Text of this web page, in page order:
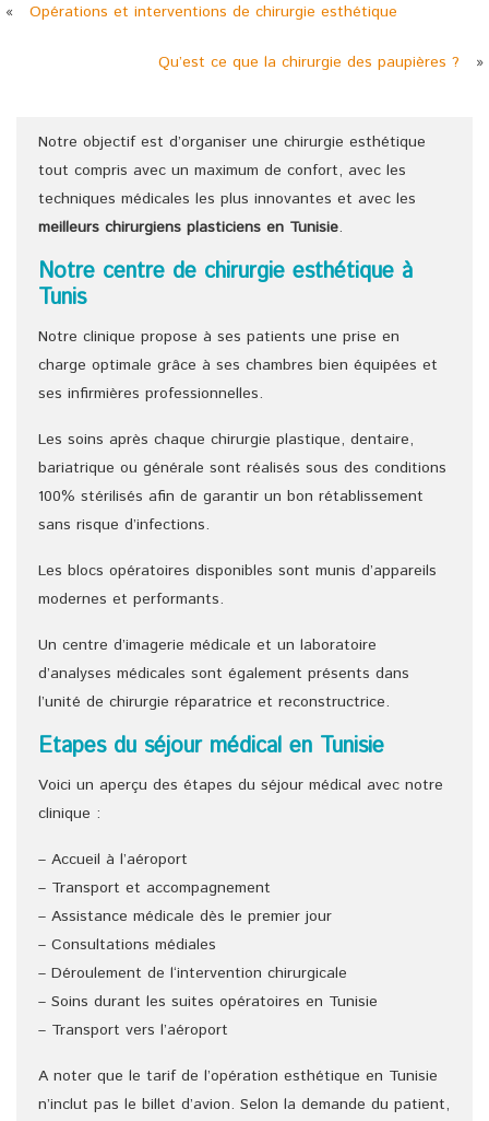
« Opérations et interventions de chirurgie esthétique
Qu’est ce que la chirurgie des paupières ? »
Notre objectif est d’organiser une chirurgie esthétique
tout compris avec un maximum de confort, avec les
techniques médicales les plus innovantes et avec les
meilleurs chirurgiens plasticiens en Tunisie.
Notre centre de chirurgie esthétique à
Tunis
Notre clinique propose à ses patients une prise en
charge optimale grâce à ses chambres bien équipées et
ses infirmières professionnelles.
Les soins après chaque chirurgie plastique, dentaire,
bariatrique ou générale sont réalisés sous des conditions
100% stérilisés afin de garantir un bon rétablissement
sans risque d’infections.
Les blocs opératoires disponibles sont munis d’appareils
modernes et performants.
Un centre d’imagerie médicale et un laboratoire
d’analyses médicales sont également présents dans
l’unité de chirurgie réparatrice et reconstructrice.
Etapes du séjour médical en Tunisie
Voici un aperçu des étapes du séjour médical avec notre
clinique :
– Accueil à l’aéroport
– Transport et accompagnement
– Assistance médicale dès le premier jour
– Consultations médiales
– Déroulement de l‘intervention chirurgicale
– Soins durant les suites opératoires en Tunisie
– Transport vers l’aéroport
A noter que le tarif de l’opération esthétique en Tunisie
n’inclut pas le billet d’avion. Selon la demande du patient,